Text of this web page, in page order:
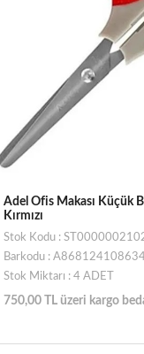
Adel Ofis Makası Küçük
Kırmızı
Stok Kodu :
Barkodu :
Stok Miktarı : 4 ADET
750,00 TL üzeri kargo